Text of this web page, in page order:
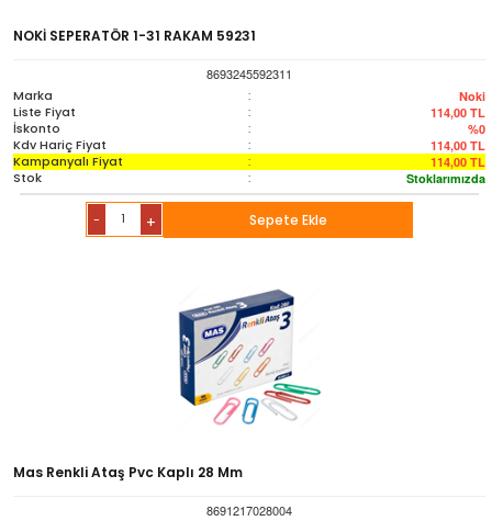
NOKİ SEPERATÖR 1-31 RAKAM 59231
8693245592311
Marka
: Noki
Liste Fiyat : 114,00 TL
İskonto : %0
Kdv Hariç Fiyat : 114,00 TL
Kampanyalı Fiyat : 114,00 TL
Stok : Stoklarımızda
- + Sepete Ekle
Mas Renkli Ataş Pvc Kaplı 28 Mm
8691217028004